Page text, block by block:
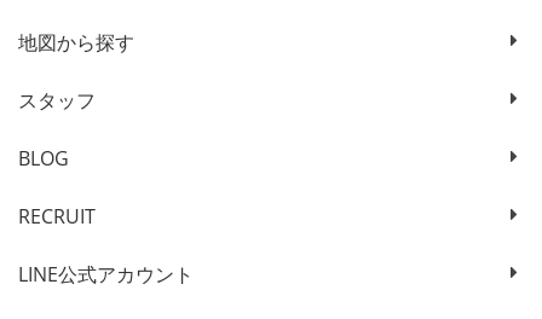
地図から探す
スタッフ
BLOG
RECRUIT
LINE公式アカウント